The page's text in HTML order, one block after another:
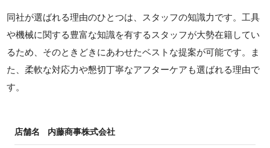
同社が選ばれる理由のひとつは、スタッフの知識力です。工具
や機械に関する豊富な知識を有するスタッフが大勢在籍してい
るため、そのときどきにあわせたベストな提案が可能です。ま
た、柔軟な対応力や懇切丁寧なアフターケアも選ばれる理由で
す。
店舗名 内藤商事株式会社